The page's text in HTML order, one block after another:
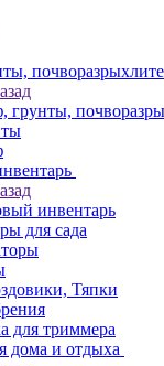
грунты,
инвентарь
для сада
Тяпки
для триммера
дома и отдыха